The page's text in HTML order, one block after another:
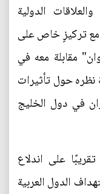
الدولية
مع تركيزٍ خاص على
مقابلة معه في
حول تأثيرات
في دول الخليج
على اندلاع
الدول العربية